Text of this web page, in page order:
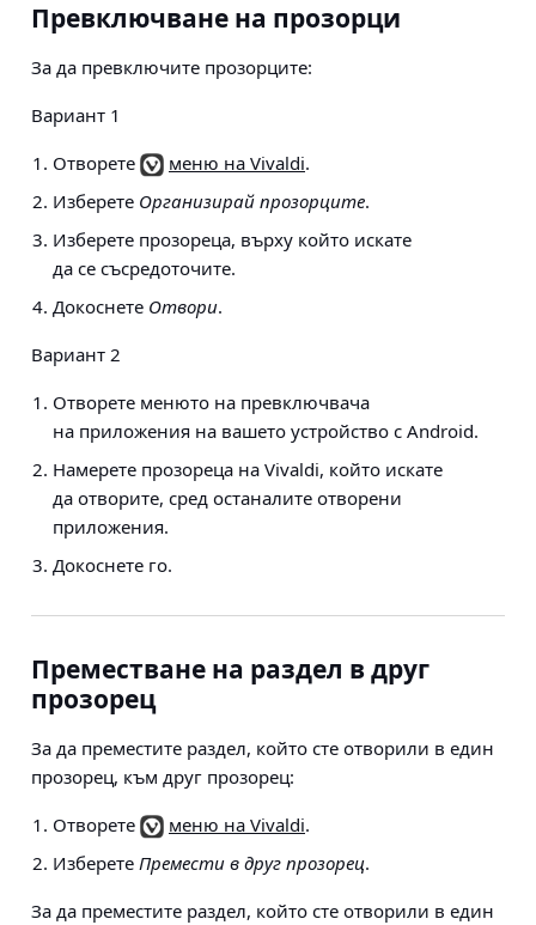
Превключване на прозорци
За да превключите прозорците:
Вариант 1
Отворете
меню на Vivaldi.
Изберете Организирай прозорците.
Изберете прозореца, върху който искате
да се съсредоточите.
Докоснете Отвори.
Вариант 2
Отворете менюто на превключвача
на приложения на вашето устройство с Android.
Намерете прозореца на Vivaldi, който искате
да отворите, сред останалите отворени
приложения.
Докоснете го.
Преместване на раздел в друг
прозорец
За да преместите раздел, който сте отворили в един
прозорец, към друг прозорец:
Отворете
меню на Vivaldi.
Изберете Премести в друг прозорец.
За да преместите раздел, който сте отворили в един